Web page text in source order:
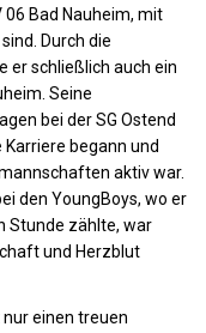
06 Bad Nauheim, mit
Durch die
er schließlich auch ein
Seine
bei der SG Ostend
Karriere begann und
aktiv war.
den YoungBoys, wo er
Stunde zählte, war
und Herzblut
einen treuen